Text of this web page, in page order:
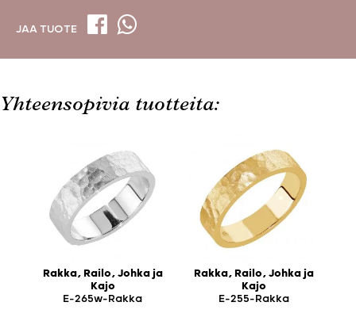
JAA TUOTE
Yhteensopivia tuotteita:
Rakka, Railo, Johka ja
Kajo
E-265w-Rakka
Rakka, Railo, Johka ja
Kajo
E-255-Rakka